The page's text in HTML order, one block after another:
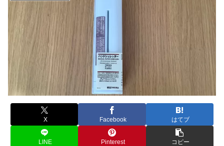
X Facebook はてブ
LINE Pinterest コピー